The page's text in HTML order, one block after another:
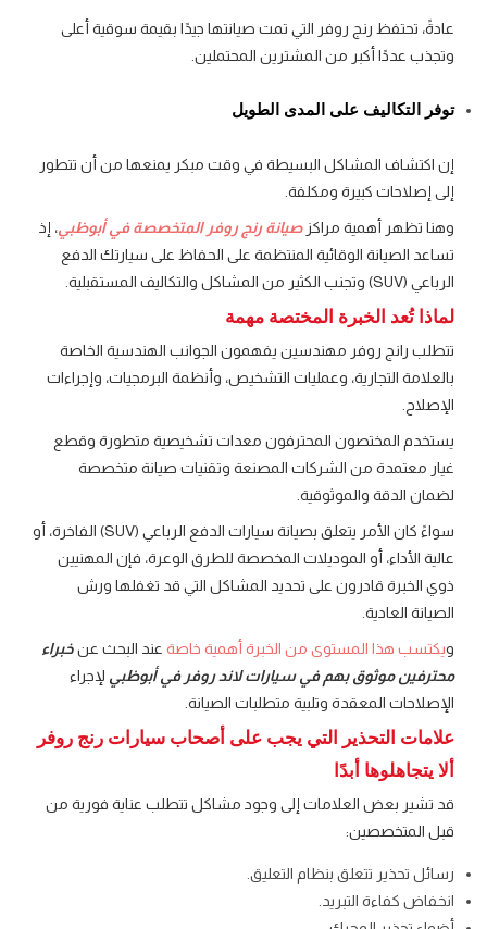
عادةً، تحتفظ رنج روفر التي تمت صيانتها جيدًا بقيمة سوقية أعلى
وتجذب عددًا أكبر من المشترين المحتملين.
توفر التكاليف على المدى الطويل
إن اكتشاف المشاكل البسيطة في وقت مبكر يمنعها من أن تتطور
إلى إصلاحات كبيرة ومكلفة.
وهنا تظهر أهمية مراكزصيانة رنج روفر المتخصصة في أبوظبي، إذ
تساعد الصيانة الوقائية المنتظمة على الحفاظ على سيارتك الدفع
الرباعي (SUV) وتجنب الكثير من المشاكل والتكاليف المستقبلية.
لماذا تُعد الخبرة المختصة مهمة
تتطلب رانج روفر مهندسين يفهمون الجوانب الهندسية الخاصة
بالعلامة التجارية، وعمليات التشخيص، وأنظمة البرمجيات، وإجراءات
الإصلاح.
يستخدم المختصون المحترفون معدات تشخيصية متطورة وقطع
غيار معتمدة من الشركات المصنعة وتقنيات صيانة متخصصة
لضمان الدقة والموثوقية.
سواءً كان الأمر يتعلق بصيانة سيارات الدفع الرباعي (SUV) الفاخرة، أو
عالية الأداء، أو الموديلات المخصصة للطرق الوعرة، فإن المهنيين
ذوي الخبرة قادرون على تحديد المشاكل التي قد تغفلها ورش
الصيانة العادية.
ويكتسب هذا المستوى من الخبرة أهمية خاصة عند البحث عنخبراء
محترفين موثوق بهم في سيارات لاند روفر في أبوظبي لإجراء
الإصلاحات المعقدة وتلبية متطلبات الصيانة.
علامات التحذير التي يجب على أصحاب سيارات رنج روفر
ألا يتجاهلوها أبدًا
قد تشير بعض العلامات إلى وجود مشاكل تتطلب عناية فورية من
قبل المتخصصين:
رسائل تحذير تتعلق بنظام التعليق.
انخفاض كفاءة التبريد.